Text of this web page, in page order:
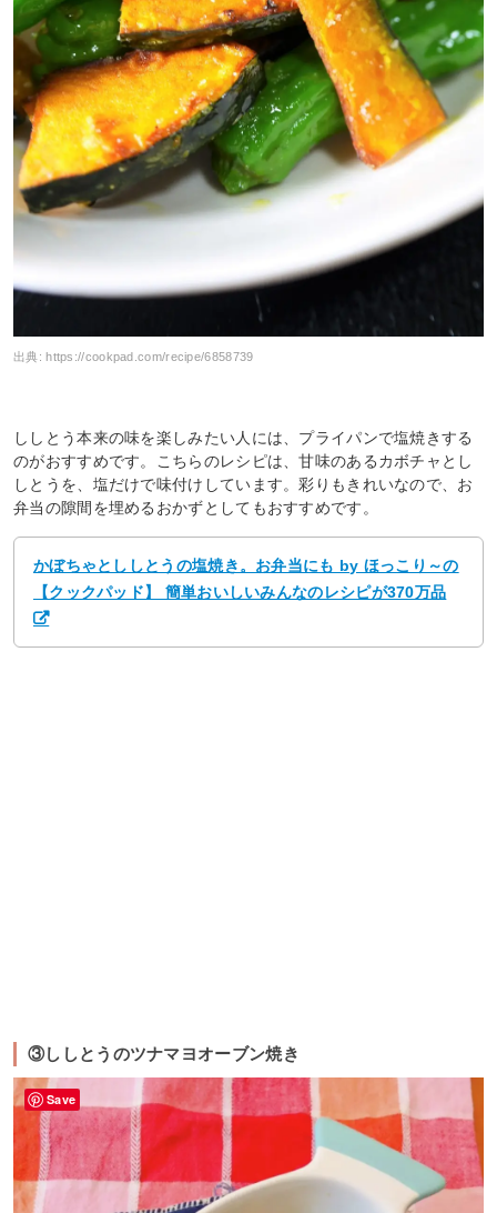
出典:https://cookpad.com/recipe/6858739
ししとう本来の味を楽しみたい人には、プライパンで塩焼きする
のがおすすめです。こちらのレシピは、甘味のあるカボチャとし
しとうを、塩だけで味付けしています。彩りもきれいなので、お
弁当の隙間を埋めるおかずとしてもおすすめです。
かぼちゃとししとうの塩焼き。お弁当にも by ほっこり～の
【クックパッド】 簡単おいしいみんなのレシピが370万品
③ししとうのツナマヨオーブン焼き
Save